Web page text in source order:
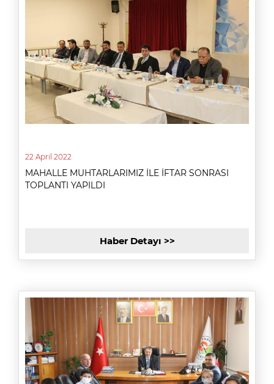
22 April 2022
MAHALLE MUHTARLARIMIZ İLE İFTAR SONRASI
TOPLANTI YAPILDI
Haber Detayı >>